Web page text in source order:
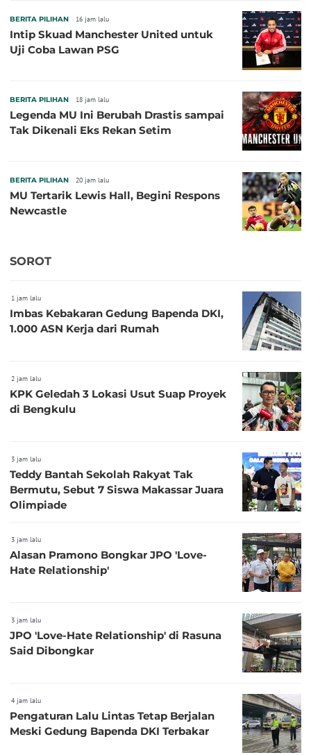
BERITA PILIHAN 16 jam lalu
Intip Skuad Manchester United untuk
Uji Coba Lawan PSG
BERITA PILIHAN 18 jam lalu
Legenda MU Ini Berubah Drastis sampai
Tak Dikenali Eks Rekan Setim
BERITA PILIHAN 20 jam lalu
MU Tertarik Lewis Hall, Begini Respons
Newcastle
SOROT
1 jam lalu
Imbas Kebakaran Gedung Bapenda DKI,
1.000 ASN Kerja dari Rumah
2 jam lalu
KPK Geledah 3 Lokasi Usut Suap Proyek
di Bengkulu
3 jam lalu
Teddy Bantah Sekolah Rakyat Tak
Bermutu, Sebut 7 Siswa Makassar Juara
Olimpiade
3 jam lalu
Alasan Pramono Bongkar JPO 'Love-
Hate Relationship'
3 jam lalu
JPO 'Love-Hate Relationship' di Rasuna
Said Dibongkar
4 jam lalu
Pengaturan Lalu Lintas Tetap Berjalan
Meski Gedung Bapenda DKI Terbakar